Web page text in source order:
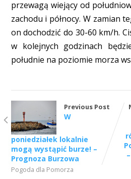
przewagą wiejący od
zachodu i północy. W zamian
on dochodzić do 30-60 km/h.
w kolejnych godzinach
południe na poziomie morza
Previous Post
W
poniedziałek lokalnie
mogą wystąpić burze! –
Prognoza Burzowa
Pogoda dla Pomorza